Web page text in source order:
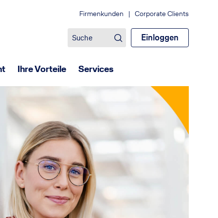
Firmenkunden | Corporate Clients
Einloggen
Ihre Vorteile Services